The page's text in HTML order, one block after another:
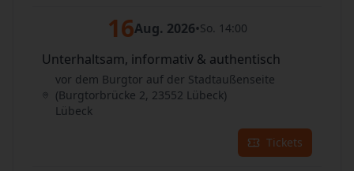
16Aug. 2026•So. 14:00
Unterhaltsam, informativ & authentisch
vor dem Burgtor auf der Stadtaußenseite
(Burgtorbrücke 2, 23552 Lübeck)
Lübeck
Tickets